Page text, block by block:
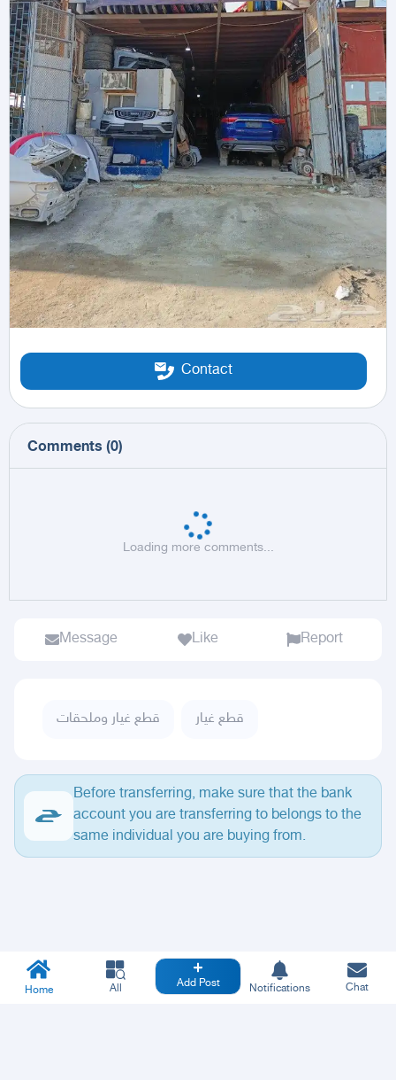
Contact
Comments (0)
Loading more comments...
Message Like Report
قطع غيار وملحقات قطع غيار
Before transferring, make sure that the bank
account you are transferring to belongs to the
same individual you are buying from.
Home All Add Post Notifications Chat